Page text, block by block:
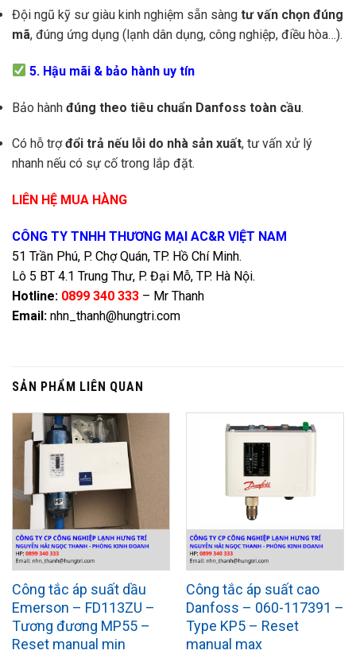
Đội ngũ kỹ sư giàu kinh nghiệm sẵn sàng tư vấn chọn đúng
mã, đúng ứng dụng (lạnh dân dụng, công nghiệp, điều hòa…).
5. Hậu mãi & bảo hành uy tín
Bảo hành đúng theo tiêu chuẩn Danfoss toàn cầu.
Có hỗ trợđổi trả nếu lỗi do nhà sản xuất, tư vấn xử lý
nhanh nếu có sự cố trong lắp đặt.
LIÊN HỆ MUA HÀNG
CÔNG TY TNHH THƯƠNG MẠI AC&R VIỆT NAM
51 Trần Phú, P. Chợ Quán, TP. Hồ Chí Minh.
Lô 5 BT 4.1 Trung Thư, P. Đại Mỗ, TP. Hà Nội.
Hotline: 0899 340 333 – Mr Thanh
Email: nhn_thanh@hungtri.com
SẢN PHẨM LIÊN QUAN
Công tắc áp suất dầu
Emerson – FD113ZU –
Tương đương MP55 –
Reset manual min
Công tắc áp suất cao
Danfoss – 060-117391 –
Type KP5 – Reset
manual max